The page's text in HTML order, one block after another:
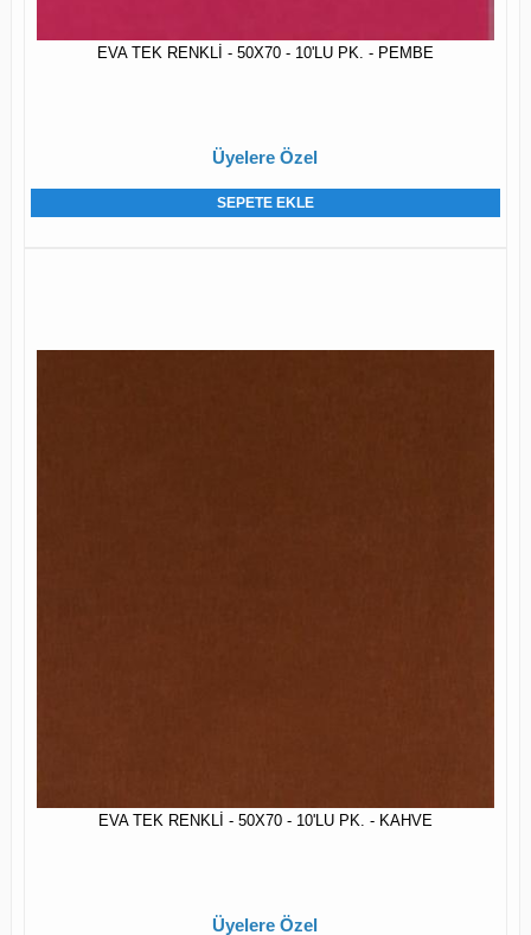
EVA TEK RENKLİ - 50X70 - 10'LU PK. - PEMBE
Üyelere Özel
SEPETE EKLE
EVA TEK RENKLİ - 50X70 - 10'LU PK. - KAHVE
Üyelere Özel